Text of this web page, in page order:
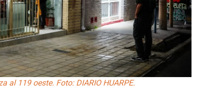
al 119 oeste. Foto: DIARIO HUARPE.